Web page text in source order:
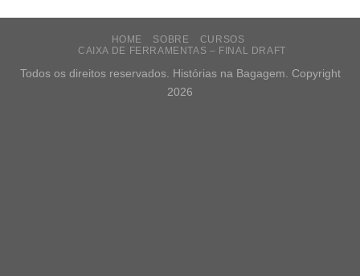
HOME SOBRE
CURSOS
CAIXA DE FERRAMENTAS – FINAL DRAFT
Todos os direitos reservados. Histórias na Bagagem. Copyright
2026